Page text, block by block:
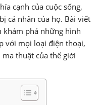
cạnh của cuộc sống,
cá nhân của họ. Bài viết
khám phá những hình
với mọi loại điện thoại,
thuật của thế giới